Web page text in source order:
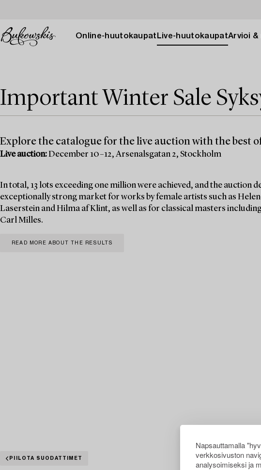
Napsauttamalla
verkkosivuston
analysoimiseksi ja
Online-huutokaupat Live-huutokaupatArvioi &
Important Winter Sale
Explore the catalogue for the live auction with the best
Live auction:December 10–12, Arsenalsgatan 2, Stockholm
In total, 13 lots exceeding one million were achieved, and the auction
exceptionally strong market for works by female artists such as
Laserstein and Hilma af Klint, as well as for classical masters
Carl Milles.
READ MORE ABOUT THE RESULTS
PIILOTA SUODATTIMET